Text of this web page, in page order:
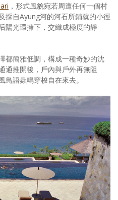
，形式風貌宛若周遭任何一個村
採自Ayung河的河石所鋪就的小徑
陽光環擁下，交織成極度的靜
都簡雅低調，構成一種奇妙的沈
通推開後，戶內與戶外再無阻
語蟲鳴穿梭自在來去。